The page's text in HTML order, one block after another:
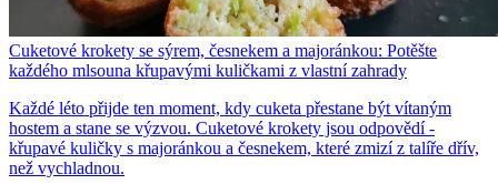
Cuketové krokety se sýrem, česnekem a majoránkou: Potěšte
každého mlsouna křupavými kuličkami z vlastní zahrady
Každé léto přijde ten moment, kdy cuketa přestane být vítaným
hostem a stane se výzvou. Cuketové krokety jsou odpovědí -
křupavé kuličky s majoránkou a česnekem, které zmizí z talíře dřív,
než vychladnou.